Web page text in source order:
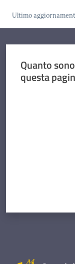
Ultimo
Quanto
questa